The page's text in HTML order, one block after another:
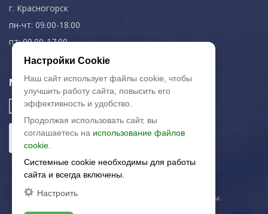
г. Красногорск
пн-чт: 09.00-18.00
пт: 09.00-17.00
Мы в соц. сетях
© 2003-2026 «Арткерамика». Все права защищены.
Настройки Cookie
Наш сайт использует файлы cookie, чтобы
улучшить работу сайта, повысить его
эффективность и удобство.
Продолжая использовать сайт, вы
соглашаетесь на использование файлов
cookie.
Системные cookie необходимы для работы
сайта и всегда включены.
Настроить